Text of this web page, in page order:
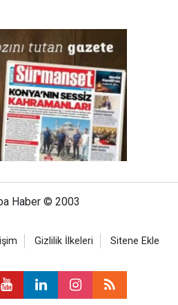
Haber © 2003
Gizlilik İlkeleri Sitene Ekle